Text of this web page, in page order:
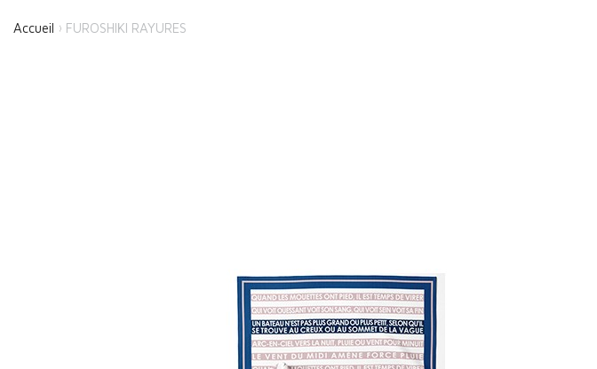
Accueil FUROSHIKI RAYURES